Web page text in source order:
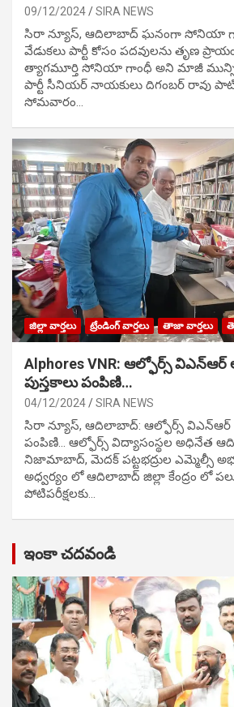
09/12/2024 SIRA NEWS
సిరా న్యూస్, ఆదిలాబాద్ ఘ‌నంగా సోనియా
వేడుక‌లు పార్టీ కోసం ప‌ద‌వుల‌ను తృణ
త్యాగమూర్తి సోనియా గాంధీ అని మాజీ
పార్టీ సీనియ‌ర్ నాయ‌కులు దిగంబ‌ర్ రావు
సోమవారం…
జిల్లా వార్తలు ట్రేండింగ్ వార్తలు తాజా వార్తలు
Alphores VNR: ఆల్ఫోర్స్ విఎన్ఆర్
పుస్తకాలు పంపిణి…
04/12/2024 SIRA NEWS
సిరా న్యూస్, ఆదిలాబాద్: ఆల్ఫోర్స్ విఎన్ఆర్
పంపిణి… ఆల్ఫోర్స్ విద్యాసంస్థల అధినేత
నిజామాబాద్, మెదక్ పట్టభద్రుల ఎమ్మెల్సీ
అధ్వర్యం లో ఆదిలాబాద్ జిల్లా కేంద్రం లో
పోటిప‌రీక్ష‌ల‌కు…
ఇంకా చదవండి